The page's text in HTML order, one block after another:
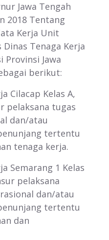
Jawa Tengah
2018 Tentang
Kerja Unit
Dinas Tenaga Kerja
Provinsi Jawa
berikut:
Cilacap Kelas A,
pelaksana tugas
dan/atau
tertentu
tenaga kerja.
Semarang 1 Kelas
pelaksana
dan/atau
tertentu
dan